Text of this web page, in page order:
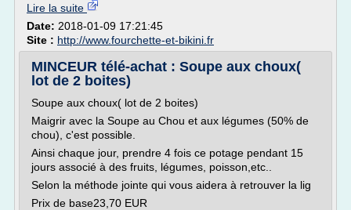
Lire la suite
Date: 2018-01-09 17:21:45
Site : http://www.fourchette-et-bikini.fr
MINCEUR télé-achat : Soupe aux choux(
lot de 2 boites)
Soupe aux choux( lot de 2 boites)
Maigrir avec la Soupe au Chou et aux légumes (50% de
chou), c'est possible.
Ainsi chaque jour, prendre 4 fois ce potage pendant 15
jours associé à des fruits, légumes, poisson,etc..
Selon la méthode jointe qui vous aidera à retrouver la lig
Prix de base23,70 EUR